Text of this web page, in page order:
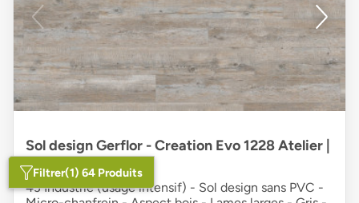
Sol design Gerflor - Creation Evo 1228 Atelier |
ultra-mat
43 Industrie (usage intensif) - Sol design sans PVC -
Filtrer(1) 64 Produits